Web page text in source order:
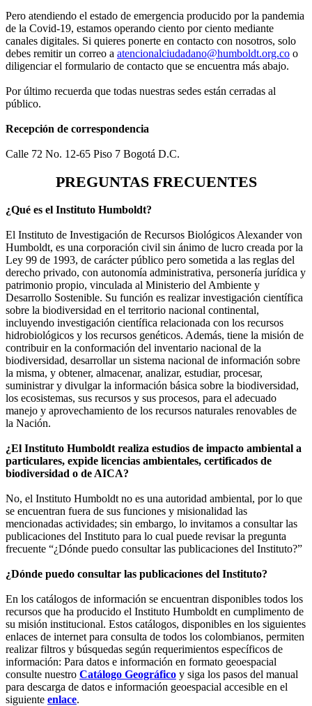
Pero atendiendo el estado de emergencia producido por la pandemia
de la Covid-19, estamos operando ciento por ciento mediante
canales digitales. Si quieres ponerte en contacto con nosotros, solo
debes remitir un correo a atencionalciudadano@humboldt.org.co o
diligenciar el formulario de contacto que se encuentra más abajo.
Por último recuerda que todas nuestras sedes están cerradas al
público.
Recepción de correspondencia
Calle 72 No. 12-65 Piso 7 Bogotá D.C.
PREGUNTAS FRECUENTES
¿Qué es el Instituto Humboldt?
El Instituto de Investigación de Recursos Biológicos Alexander von
Humboldt, es una corporación civil sin ánimo de lucro creada por la
Ley 99 de 1993, de carácter público pero sometida a las reglas del
derecho privado, con autonomía administrativa, personería jurídica y
patrimonio propio, vinculada al Ministerio del Ambiente y
Desarrollo Sostenible. Su función es realizar investigación científica
sobre la biodiversidad en el territorio nacional continental,
incluyendo investigación científica relacionada con los recursos
hidrobiológicos y los recursos genéticos. Además, tiene la misión de
contribuir en la conformación del inventario nacional de la
biodiversidad, desarrollar un sistema nacional de información sobre
la misma, y obtener, almacenar, analizar, estudiar, procesar,
suministrar y divulgar la información básica sobre la biodiversidad,
los ecosistemas, sus recursos y sus procesos, para el adecuado
manejo y aprovechamiento de los recursos naturales renovables de
la Nación.
¿El Instituto Humboldt realiza estudios de impacto ambiental a
particulares, expide licencias ambientales, certificados de
biodiversidad o de AICA?
No, el Instituto Humboldt no es una autoridad ambiental, por lo que
se encuentran fuera de sus funciones y misionalidad las
mencionadas actividades; sin embargo, lo invitamos a consultar las
publicaciones del Instituto para lo cual puede revisar la pregunta
frecuente “¿Dónde puedo consultar las publicaciones del Instituto?”
¿Dónde puedo consultar las publicaciones del Instituto?
En los catálogos de información se encuentran disponibles todos los
recursos que ha producido el Instituto Humboldt en cumplimento de
su misión institucional. Estos catálogos, disponibles en los siguientes
enlaces de internet para consulta de todos los colombianos, permiten
realizar filtros y búsquedas según requerimientos específicos de
información: Para datos e información en formato geoespacial
consulte nuestro Catálogo Geográfico y siga los pasos del manual
para descarga de datos e información geoespacial accesible en el
siguiente enlace.